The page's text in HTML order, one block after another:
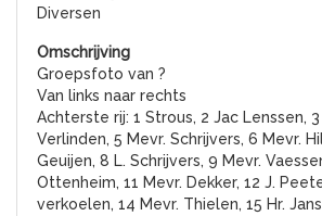
Diversen
Groepsfoto van ?
Van links naar rechts
Achterste rij: 1 Strous, 2 Jac Lenssen, 3
Verlinden, 5 Mevr. Schrijvers, 6 Mevr.
Geuijen, 8 L. Schrijvers, 9 Mevr.
Ottenheim, 11 Mevr. Dekker, 12 J.
verkoelen, 14 Mevr. Thielen, 15 Hr.